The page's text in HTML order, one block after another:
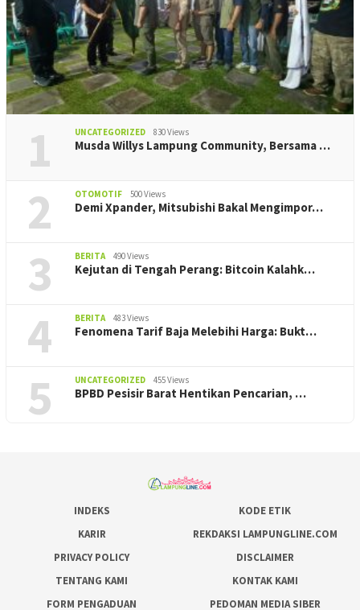
1 UNCATEGORIZED 830 Views
Musda Willys Lampung Community, Bersama …
2 OTOMOTIF 500 Views
Demi Xpander, Mitsubishi Bakal Mengimpor…
3 BERITA 490 Views
Kejutan di Tengah Perang: Bitcoin Kalahk…
4 BERITA 483 Views
Fenomena Tarif Baja Melebihi Harga: Bukt…
5 UNCATEGORIZED 455 Views
BPBD Pesisir Barat Hentikan Pencarian, ‎…
INDEKS
KODE ETIK
KARIR
REKDAKSI LAMPUNGLINE.COM
PRIVACY POLICY
DISCLAIMER
TENTANG KAMI
KONTAK KAMI
FORM PENGADUAN
PEDOMAN MEDIA SIBER